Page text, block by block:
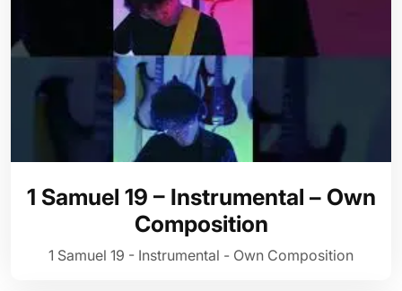
1 Samuel 19 – Instrumental – Own
Composition
1 Samuel 19 - Instrumental - Own Composition